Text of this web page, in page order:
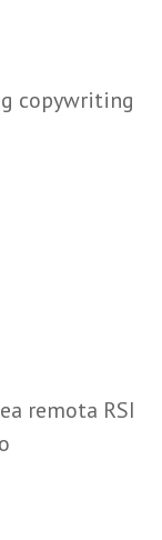
copywriting
remota RSI